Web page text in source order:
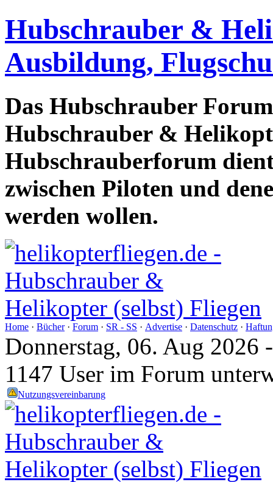
Hubschrauber &
Ausbildung,
Das Hubschrauber
Hubschrauber &
Hubschrauberforum
zwischen Piloten und
werden wollen.
Home · Bücher· Forum · SR - SS · Advertise · Datenschutz ·
Donnerstag, 06. Aug 2026
1147 User im Forum
Nutzungsvereinbarung